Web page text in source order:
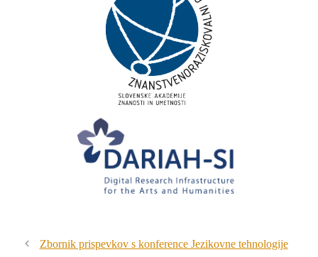
Zbornik prispevkov s konference Jezikovne tehnologije